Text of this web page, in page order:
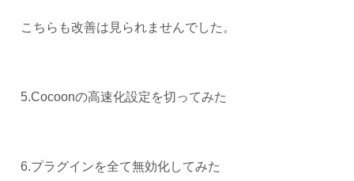
こちらも改善は見られませんでした。
5.Cocoonの高速化設定を切ってみた
6.プラグインを全て無効化してみた